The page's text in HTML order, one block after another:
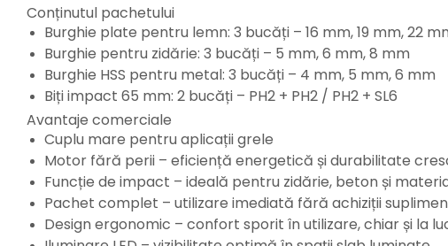
Motoare electrice
Pistoale de bătut cuie
Seturi aparate electrice
Testere electrice
Unelte multifuncționale
Vibratoare pentru beton
Scule manuale
Aparate de Tăiat Gresie
Briceag multifuncțional
Ciocan
Conținutul pachetului
Burghie plate pentru lemn: 3 bucăți – 16 mm, 19 mm, 22
Burghie pentru zidărie: 3 bucăți – 5 mm, 6 mm, 8 mm
Burghie HSS pentru metal: 3 bucăți – 4 mm, 5 mm, 6 mm
Biți impact 65 mm: 2 bucăți – PH2 + PH2 / PH2 + SL6
Avantaje comerciale
Cuplu mare pentru aplicații grele
Motor fără perii – eficiență energetică și durabilitate
Funcție de impact – ideală pentru zidărie, beton și
Pachet complet – utilizare imediată fără achiziții
Design ergonomic – confort sporit în utilizare, chiar și la